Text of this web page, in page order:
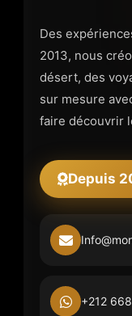
Des
2013, nous
désert, des
sur mesure
faire découvrir
Depuis
+212